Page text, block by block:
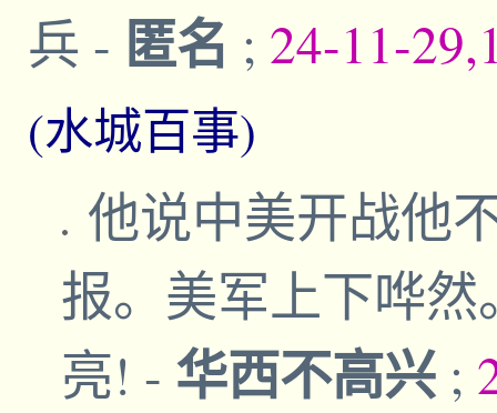
兵 - 匿名 ; 24-11-
(水城百事)
他说中美开战他
报。美军上下哗
亮! - 华西不高兴 ;